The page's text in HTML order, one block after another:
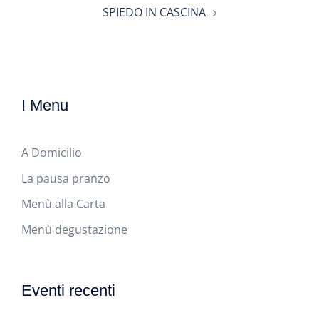
SPIEDO IN CASCINA
I Menu
A Domicilio
La pausa pranzo
Menù alla Carta
Menù degustazione
Eventi recenti